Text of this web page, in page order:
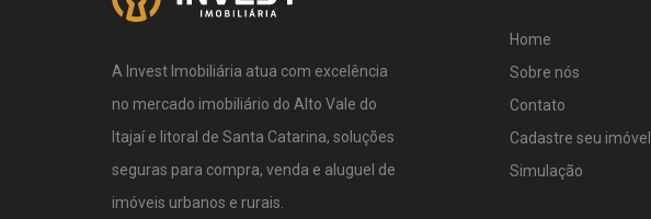
A Invest Imobiliária atua com excelência
no mercado imobiliário do Alto Vale do
Itajaí e litoral de Santa Catarina, soluções
seguras para compra, venda e aluguel de
imóveis urbanos e rurais.
Home
Sobre nós
Contato
Cadastre seu imóvel
Simulação